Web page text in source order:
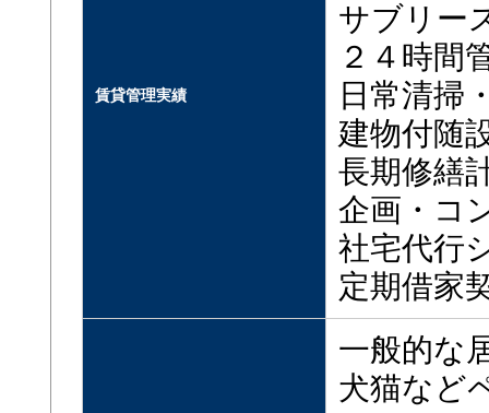
賃貸管理実績
サブリー
２４時間
日常清掃
建物付随
長期修繕
企画・コ
社宅代行
定期借家
一般的な
犬猫など